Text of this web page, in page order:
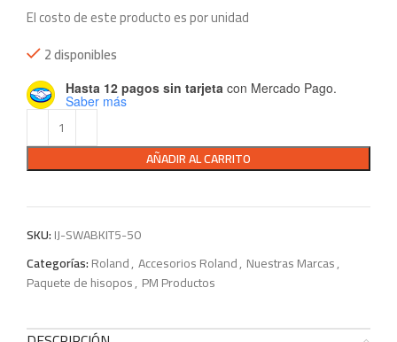
El costo de este producto es por unidad
2 disponibles
Hasta 12 pagos sin tarjeta con Mercado Pago.
Saber más
AÑADIR AL CARRITO
SKU:IJ-SWABKIT5-50
Categorías:Roland, Accesorios Roland, Nuestras Marcas,
Paquete de hisopos, PM Productos